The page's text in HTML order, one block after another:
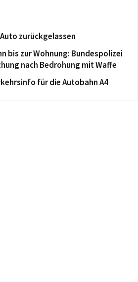
zurückgelassen
bis zur Wohnung: Bundespolizei
nach Bedrohung mit Waffe
für die Autobahn A4